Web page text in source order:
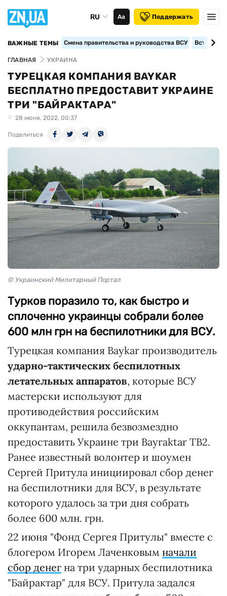
RU Аа Поддержать
ВАЖНЫЕ ТЕМЫ Смена правительства и руководства ВСУ
ГЛАВНАЯ УКРАИНА
ТУРЕЦКАЯ КОМПАНИЯ BAYKAR
БЕСПЛАТНО ПРЕДОСТАВИТ УКРАИНЕ
ТРИ "БАЙРАКТАРА"
28 июня, 2022, 00:37
Поделиться
© Украинский Милитарный Портал
Турков поразило то, как быстро и
сплоченно украинцы собрали более
600 млн грн на беспилотники для ВСУ.
Турецкая компания Baykar производитель
ударно-тактических беспилотных
летательных аппаратов, которые ВСУ
мастерски используют для
противодействия российским
оккупантам, решила безвозмездно
предоставить Украине три Bayraktar TB2.
Ранее известный волонтер и шоумен
Сергей Притула инициировал сбор денег
на беспилотники для ВСУ, в результате
которого удалось за три дня собрать
более 600 млн. грн.
22 июня "Фонд Сергея Притулы" вместе с
блогером Игорем Лаченковым начали
сбор денег на три ударных беспилотника
"Байрактар" для ВСУ. Притула задался